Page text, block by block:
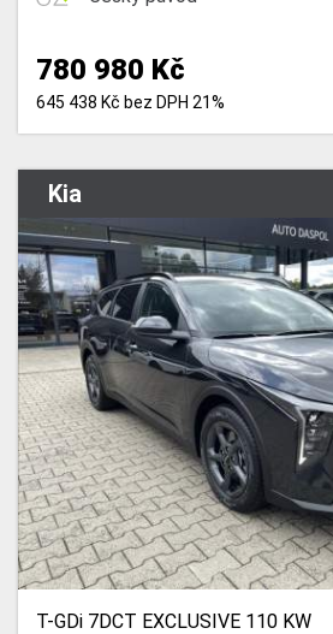
780 980 Kč
645 438 Kč bez DPH 21%
Kia
T-GDi 7DCT EXCLUSIVE 110 KW